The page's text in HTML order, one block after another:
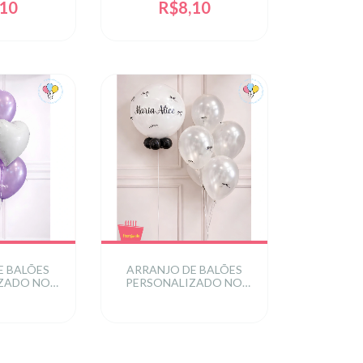
R$8,10
BALÕES
NO
ARRANJO DE BALÕES
PERSONALIZADO NO